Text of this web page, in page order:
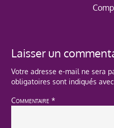
Laisser un
Votre adresse e-mail ne sera
obligatoires sont indiqués
Commentaire*